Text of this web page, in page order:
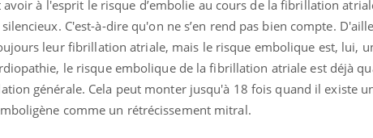
avoir à l'esprit le risque d’embolie au cours de la fibrillation
C'est-à-dire qu'on ne s’en rend pas bien compte.
leur fibrillation atriale, mais le risque embolique est, lui,
le risque embolique de la fibrillation atriale est déjà
générale. Cela peut monter jusqu'à 18 fois quand il existe
comme un rétrécissement mitral.